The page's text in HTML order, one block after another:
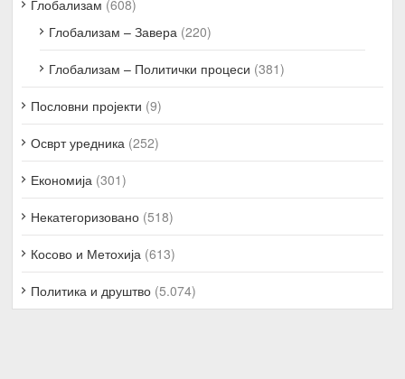
Глобализам (608)
Глобализам – Завера (220)
Глобализам – Политички процеси (381)
Пословни пројекти (9)
Осврт уредника (252)
Економија (301)
Некатегоризовано (518)
Косово и Метохија (613)
Политика и друштво (5.074)